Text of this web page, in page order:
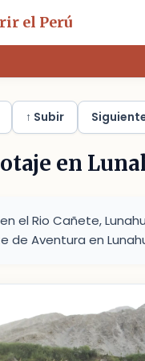
el Perú
↑ Subir
en
el Rio Cañete,
de Aventura en